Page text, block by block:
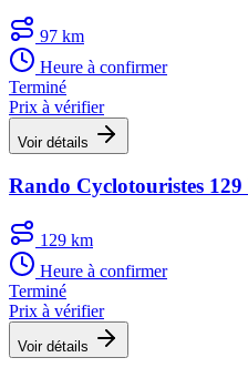
97 km
Heure à confirmer
Terminé
Prix à vérifier
Voir détails
Rando Cyclotouristes
129 km
Heure à confirmer
Terminé
Prix à vérifier
Voir détails